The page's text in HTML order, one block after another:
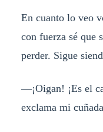
En cuanto lo veo
con fuerza sé que
perder. Sigue
—¡Oigan! ¡Es el
exclama mi